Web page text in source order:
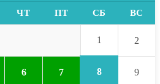
ЧТ ПТ СБ ВС
1 2
6 7 8 9